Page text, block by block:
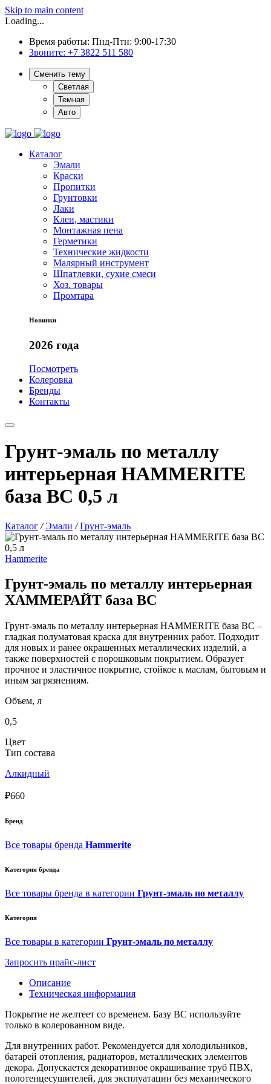
Skip to main content
Loading...
Время работы: Пнд-Птн: 9:00-17:30
Звоните: +7 3822 511 580
Сменить тему
Светлая
Темная
Авто
Каталог
Эмали
Краски
Пропитки
Грунтовки
Лаки
Клеи, мастики
Монтажная пена
Герметики
Технические жидкости
Малярный инструмент
Шпатлевки, сухие смеси
Хоз. товары
Промтара
Новинки
2026 года
Посмотреть
Колеровка
Бренды
Контакты
Грунт-эмаль по металлу
интерьерная HAMMERITE
база BC 0,5 л
Каталог / Эмали / Грунт-эмаль
Hammerite
Грунт-эмаль по металлу интерьерная
ХАММЕРАЙТ база BC
Грунт-эмаль по металлу интерьерная HAMMERITE база BC –
гладкая полуматовая краска для внутренних работ. Подходит
для новых и ранее окрашенных металлических изделий, а
также поверхностей с порошковым покрытием. Образует
прочное и эластичное покрытие, стойкое к маслам, бытовым и
иным загрязнениям.
Объем, л
0,5
Цвет
Тип состава
Алкидный
₽660
Бренд
Все товары бренда Hammerite
Категория бренда
Все товары бренда в категории Грунт-эмаль по металлу
Категория
Все товары в категории Грунт-эмаль по металлу
Запросить прайс-лист
Описание
Техническая информация
Покрытие не желтеет со временем. Базу BC используйте
только в колерованном виде.
Для внутренних работ. Рекомендуется для холодильников,
батарей отопления, радиаторов, металлических элементов
декора. Допускается декоративное окрашивание труб ПВХ,
полотенцесушителей, для эксплуатации без механического